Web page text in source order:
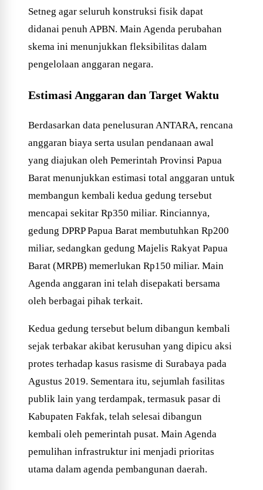
Setneg agar seluruh konstruksi fisik dapat
didanai penuh APBN. Main Agenda perubahan
skema ini menunjukkan fleksibilitas dalam
pengelolaan anggaran negara.
Estimasi Anggaran dan Target Waktu
Berdasarkan data penelusuran ANTARA, rencana
anggaran biaya serta usulan pendanaan awal
yang diajukan oleh Pemerintah Provinsi Papua
Barat menunjukkan estimasi total anggaran untuk
membangun kembali kedua gedung tersebut
mencapai sekitar Rp350 miliar. Rinciannya,
gedung DPRP Papua Barat membutuhkan Rp200
miliar, sedangkan gedung Majelis Rakyat Papua
Barat (MRPB) memerlukan Rp150 miliar. Main
Agenda anggaran ini telah disepakati bersama
oleh berbagai pihak terkait.
Kedua gedung tersebut belum dibangun kembali
sejak terbakar akibat kerusuhan yang dipicu aksi
protes terhadap kasus rasisme di Surabaya pada
Agustus 2019. Sementara itu, sejumlah fasilitas
publik lain yang terdampak, termasuk pasar di
Kabupaten Fakfak, telah selesai dibangun
kembali oleh pemerintah pusat. Main Agenda
pemulihan infrastruktur ini menjadi prioritas
utama dalam agenda pembangunan daerah.